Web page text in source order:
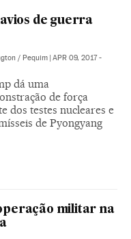
de guerra
/ Pequim | APR 09, 2017 -
dá uma
de força
dos testes nucleares e
de Pyongyang
militar na